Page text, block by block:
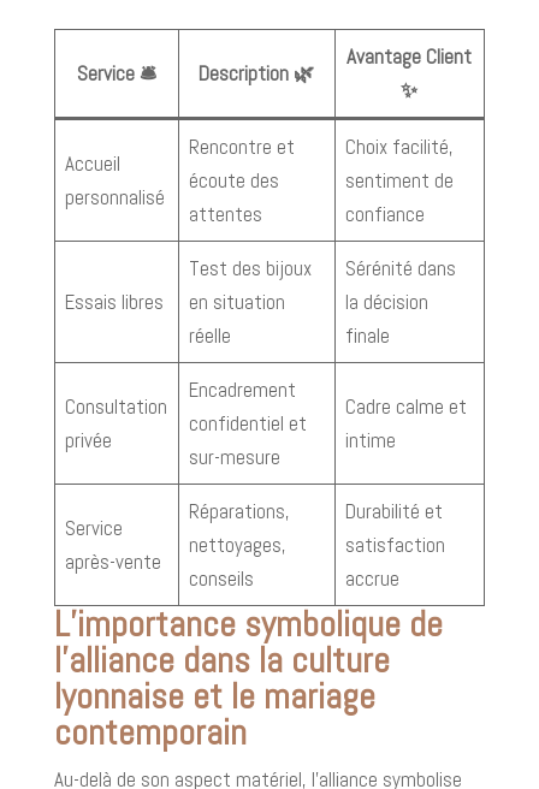
Service 🛎️ Description 🌿
Avantage Client
✨
Accueil
personnalisé
Rencontre et
écoute des
attentes
Choix facilité,
sentiment de
confiance
Essais libres
Test des bijoux
en situation
réelle
Sérénité dans
la décision
finale
Consultation
privée
Encadrement
confidentiel et
sur-mesure
Cadre calme et
intime
Service
après-vente
Réparations,
nettoyages,
conseils
Durabilité et
satisfaction
accrue
L’importance symbolique de
l’alliance dans la culture
lyonnaise et le mariage
contemporain
Au-delà de son aspect matériel, l’alliance symbolise